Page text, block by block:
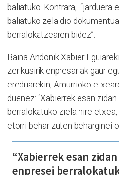
baliatuko. Kontrara, “jarduera
baliatuko zela dio
berralokatzearen bidez”.
Baina Andonik Xabier
zerikusirik enpresariak gaur
ereduarekin, Amurrioko
duenez: “Xabierrek esan
berralokatuko ziela nire
etorri behar zuten beharginei
“Xabierrek esan
enpresei